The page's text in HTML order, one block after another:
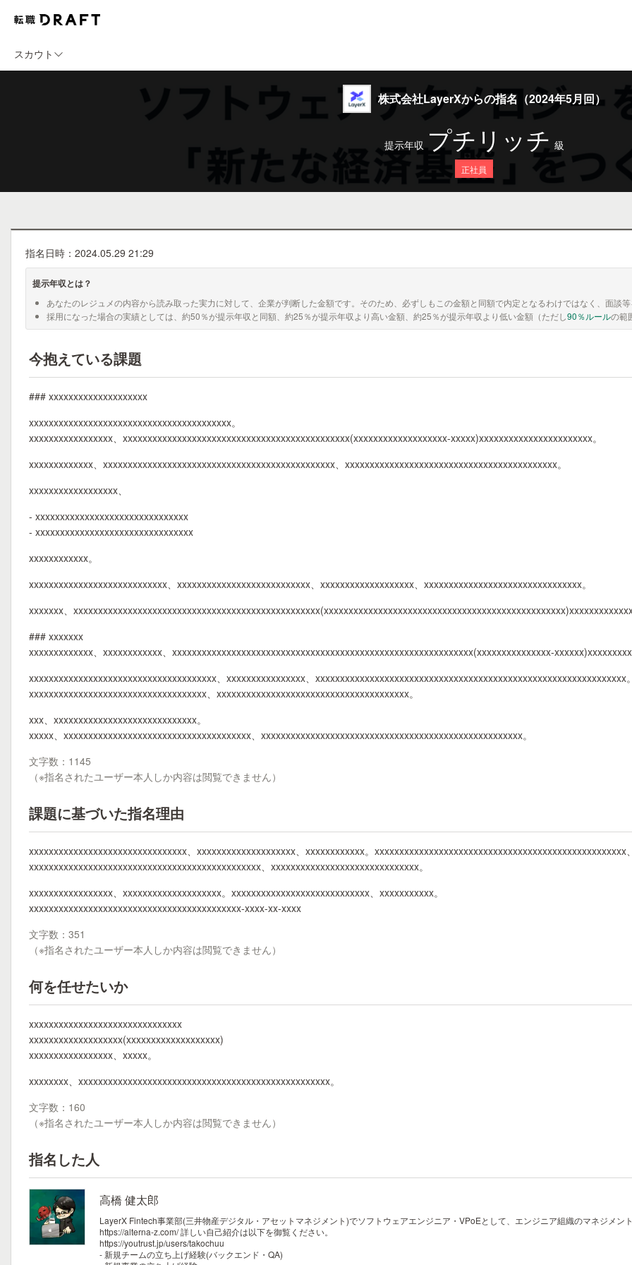
スカウト
株式会社LayerXからの指名（2024年5月回）
提示年収 プチリッチ 級
正社員
指名日時：2024.05.29 21:29
提示年収とは？
あなたのレジュメの内容から読み取った実力に対して、企業が判断した金額です。そのため、必ずしもこの金額と同額で内定となるわけではなく、面談等
採用になった場合の実績としては、約50％が提示年収と同額、約25％が提示年収より高い金額、約25％が提示年収より低い金額（ただし90％ルールの範
今抱えている課題
### xxxxxxxxxxxxxxxxxxxx
xxxxxxxxxxxxxxxxxxxxxxxxxxxxxxxxxxxxxxxxx。
xxxxxxxxxxxxxxxxx、xxxxxxxxxxxxxxxxxxxxxxxxxxxxxxxxxxxxxxxxxxxxxx(xxxxxxxxxxxxxxxxxxx-xxxxx)xxxxxxxxxxxxxxxxxxxxxxx。
xxxxxxxxxxxxx、xxxxxxxxxxxxxxxxxxxxxxxxxxxxxxxxxxxxxxxxxxxxxxx、xxxxxxxxxxxxxxxxxxxxxxxxxxxxxxxxxxxxxxxxxxx。
xxxxxxxxxxxxxxxxxx、
- xxxxxxxxxxxxxxxxxxxxxxxxxxxxxxx
- xxxxxxxxxxxxxxxxxxxxxxxxxxxxxxxx
xxxxxxxxxxxx。
xxxxxxxxxxxxxxxxxxxxxxxxxxxx、xxxxxxxxxxxxxxxxxxxxxxxxxxx、xxxxxxxxxxxxxxxxxxx、xxxxxxxxxxxxxxxxxxxxxxxxxxxxxxxx。
xxxxxxx、
### xxxxxxx
xxxxxxxxxxxxx、xxxxxxxxxxxx、xxxxxxxxxxxxxxxxxxxxxxxxxxxxxxxxxxxxxxxxxxxxxxxxxxxxxxxxxxxxx(xxxxxxxxxxxxxxx-
xxxxxxxxxxxxxxxxxxxxxxxxxxxxxxxxxxxxxx、xxxxxxxxxxxxxxxx、xxxxxxxxxxxxxxxxxxxxxxxxxxxxxxxxxxxxxxxxxxxxxxxxxxxxxxxxxxxxxxx。
xxxxxxxxxxxxxxxxxxxxxxxxxxxxxxxxxxxx、xxxxxxxxxxxxxxxxxxxxxxxxxxxxxxxxxxxxxxx。
xxx、xxxxxxxxxxxxxxxxxxxxxxxxxxxxx。
xxxxx、xxxxxxxxxxxxxxxxxxxxxxxxxxxxxxxxxxxxxx、xxxxxxxxxxxxxxxxxxxxxxxxxxxxxxxxxxxxxxxxxxxxxxxxxxxxx。
文字数：1145
（※指名されたユーザー本人しか内容は閲覧できません）
課題に基づいた指名理由
xxxxxxxxxxxxxxxxxxxxxxxxxxxxxxxx、xxxxxxxxxxxxxxxxxxxx、xxxxxxxxxxxx。xxxxxxxxxxxxxxxxxxxxxxxxxxxxxxxxxxxxxxxxxxxxxxxxxxx
xxxxxxxxxxxxxxxxxxxxxxxxxxxxxxxxxxxxxxxxxxxxxxx、xxxxxxxxxxxxxxxxxxxxxxxxxxxxxx。
xxxxxxxxxxxxxxxxx、xxxxxxxxxxxxxxxxxxxx。xxxxxxxxxxxxxxxxxxxxxxxxxxxx、xxxxxxxxxxx。
xxxxxxxxxxxxxxxxxxxxxxxxxxxxxxxxxxxxxxxxxxx-xxxx-xx-xxxx
文字数：351
（※指名されたユーザー本人しか内容は閲覧できません）
何を任せたいか
xxxxxxxxxxxxxxxxxxxxxxxxxxxxxxx
xxxxxxxxxxxxxxxxxxx(xxxxxxxxxxxxxxxxxxx)
xxxxxxxxxxxxxxxxx、xxxxx。
xxxxxxxx、xxxxxxxxxxxxxxxxxxxxxxxxxxxxxxxxxxxxxxxxxxxxxxxxxxx。
文字数：160
（※指名されたユーザー本人しか内容は閲覧できません）
指名した人
高橋 健太郎
LayerX Fintech事業部(三井物産デジタル・アセットマネジメント)でソフトウェアエンジニア・VPoEとして、エンジニア組織のマネジメン
https://alterna-z.com/詳しい自己紹介は以下を御覧ください。
https://youtrust.jp/users/takochuu
- 新規チームの立ち上げ経験(バックエンド・QA)